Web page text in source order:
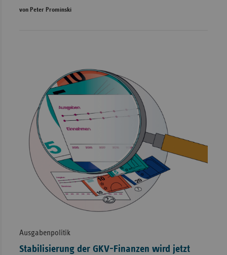
von Peter Prominski
Ausgabenpolitik
Stabilisierung der GKV-Finanzen wird jetzt